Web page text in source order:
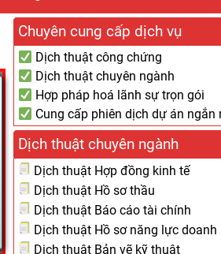
Chuyên cung cấp dịch vụ
Dịch thuật công chứng
Dịch thuật chuyên ngành
Hợp pháp hoá lãnh sự trọn gói
Cung cấp phiên dịch dự án ngắn
Dịch thuật chuyên ngành
Dịch thuật Hợp đồng kinh tế
Dịch thuật Hồ sơ thầu
Dịch thuật Báo cáo tài chính
Dịch thuật Hồ sơ năng lực doanh
Dịch thuật Bản vẽ kỹ thuật